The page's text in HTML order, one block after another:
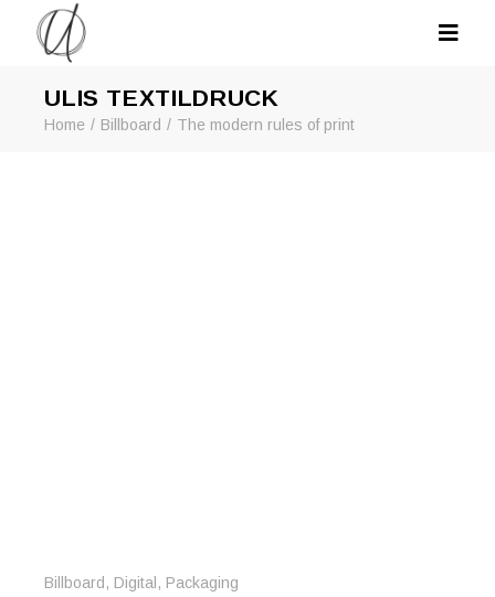
ULIS TEXTILDRUCK
Home Billboard The modern rules of print
Billboard , Digital , Packaging